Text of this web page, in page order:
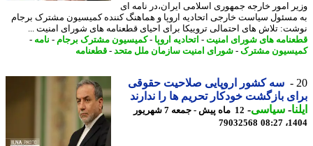
امور خارجه جمهوری اسلامی ایران،در نامه ای
سیاست خارجی اتحادیه اروپا و هماهنگ کننده کمیسیون مشترک برجام
تلاش های احتمالی تروییکا برای احیای قطعنامه های شورای امنیت ...
های شورای امنیت-اتحادیه اروپا - کمیسیون مشترک برجام -نامه -
مشترک- شورای امنیت سازمان ملل متحد-قطعنامه
سه کشور اروپایی صلاحیت حقوقی
بازگشت خودکار تحریم ها را ندارند
-سیاسی-
12 ماه پیش - جمعه 7 شهریور
79032568